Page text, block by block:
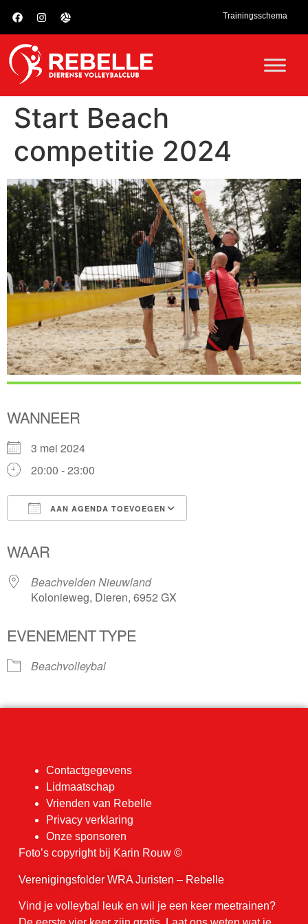
Trainingsschema
Start Beach
competitie 2024
WANNEER
3 mei 2024
20:00 - 23:00
AAN AGENDA TOEVOEGEN
WAAR
Beachvelden Nieuwland
Kolonieweg, Dieren, 6952 GX
EVENEMENT TYPE
Beachvolleybal
Vind je volleybal leuk en wil je een keer meetrainen?
Contactgegevens
Lidmaatschap
Vrienden van Rebelle
Privacy verklaring
Onze sponsoren
Foto’s copyright bij Karin Rouw ©
Verenigingsfolder WRA Juristen – Rebelle